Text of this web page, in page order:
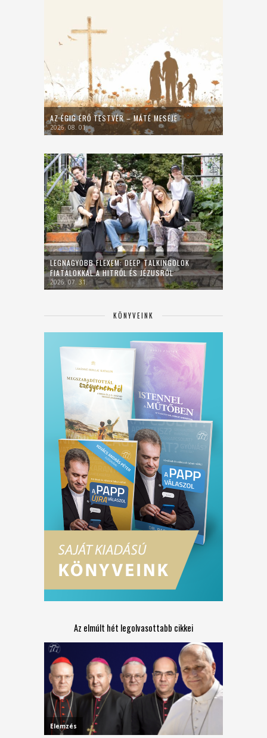
AZ ÉGIG ÉRŐ TESTVÉR – MÁTÉ MESÉJE
2026. 08. 01.
LEGNAGYOBB FLEXEM: DEEP TALKINGOLOK
FIATALOKKAL A HITRŐL ÉS JÉZUSRÓL
2026. 07. 31.
KÖNYVEINK
Az elmúlt hét legolvasottabb cikkei